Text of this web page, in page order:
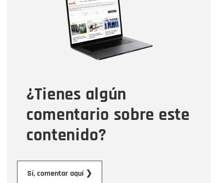
¿Tienes algún
comentario sobre este
contenido?
Sí, comentar aquí ❯
Correo electrónico
Tipo de comentario
Mensaje